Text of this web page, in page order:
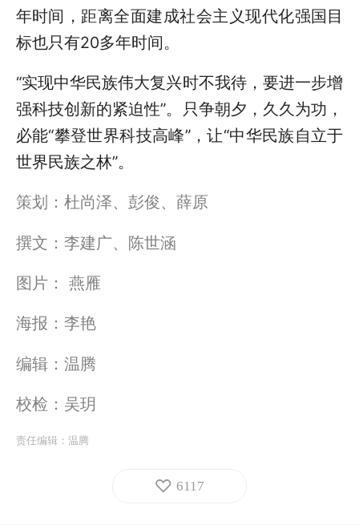
年时间，距离全面建成社会主义现代化强国目
标也只有20多年时间。
“实现中华民族伟大复兴时不我待，要进一步增
强科技创新的紧迫性”。只争朝夕，久久为功，
必能“攀登世界科技高峰”，让“中华民族自立于
世界民族之林”。
策划：杜尚泽、彭俊、薛原
撰文：李建广、陈世涵
图片： 燕雁
海报：李艳
编辑：温腾
校检：吴玥
责任编辑： 温腾
6117